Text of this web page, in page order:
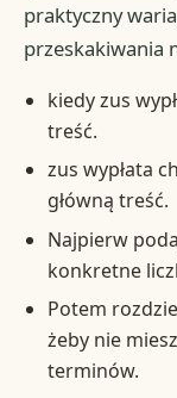
praktyczny
przeskakiwania
kiedy zus
treść.
zus wypłata
główną treść.
Najpierw
konkretne
Potem
żeby nie
terminów.